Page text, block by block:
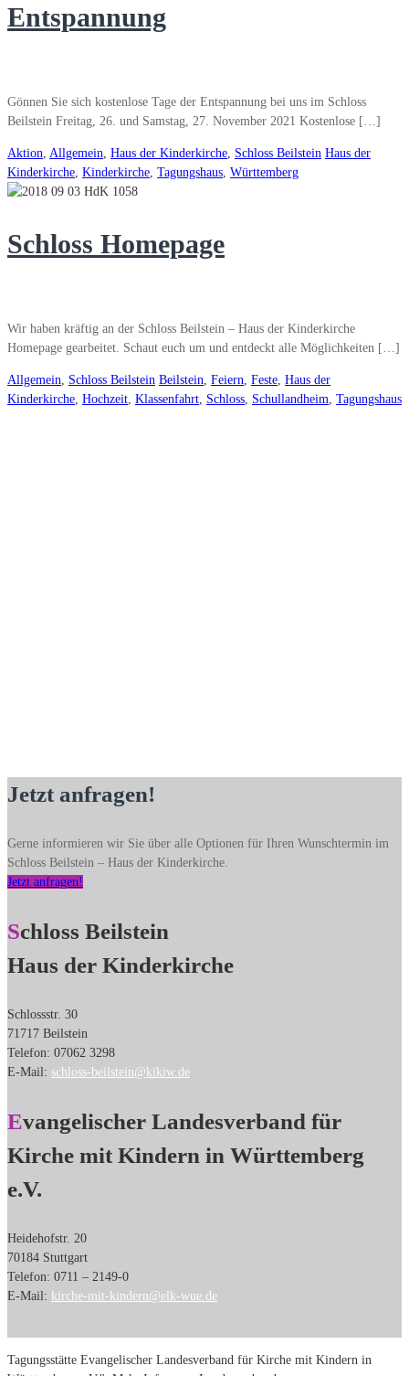
Entspannung
Gönnen Sie sich kostenlose Tage der Entspannung bei uns im Schloss
Beilstein Freitag, 26. und Samstag, 27. November 2021 Kostenlose […]
Aktion Allgemein Haus der Kinderkirche Schloss Beilstein Haus der
Kinderkirche Kinderkirche Tagungshaus Württemberg
Schloss Homepage
Wir haben kräftig an der Schloss Beilstein – Haus der Kinderkirche
Homepage gearbeitet. Schaut euch um und entdeckt alle Möglichkeiten […]
Allgemein, Schloss Beilstein Beilstein, Feiern, Feste, Haus der
Kinderkirche, Hochzeit, Klassenfahrt, Schloss, Schullandheim, Tagungshaus
Jetzt anfragen!
Gerne informieren wir Sie über alle Optionen für Ihren Wunschtermin im
Schloss Beilstein – Haus der Kinderkirche.
Jetzt anfragen!
Schloss Beilstein
Haus der Kinderkirche
Schlossstr. 30
71717 Beilstein
Telefon: 07062 3298
E-Mail: schloss-beilstein@kikiw.de
Evangelischer Landesverband für
Kirche mit Kindern in Württemberg
e.V.
Heidehofstr. 20
70184 Stuttgart
Telefon: 0711 – 2149-0
E-Mail: kirche-mit-kindern@elk-wue.de
Tagungsstätte Evangelischer Landesverband für Kirche mit Kindern in